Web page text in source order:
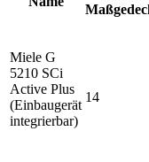
Miele G
5210 SCi
Active Plus
(Einbaugerät
integrierbar)
14